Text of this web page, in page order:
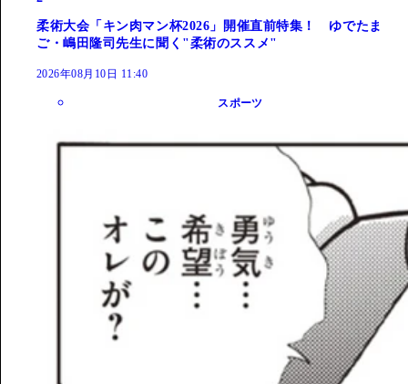
柔術大会「キン肉マン杯2026」開催直前特集！ ゆでたま
ご・嶋田隆司先生に聞く"柔術のススメ"
2026年08月10日 11:40
スポーツ